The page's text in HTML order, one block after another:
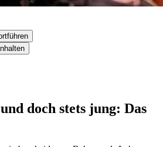
doch stets jung: Das